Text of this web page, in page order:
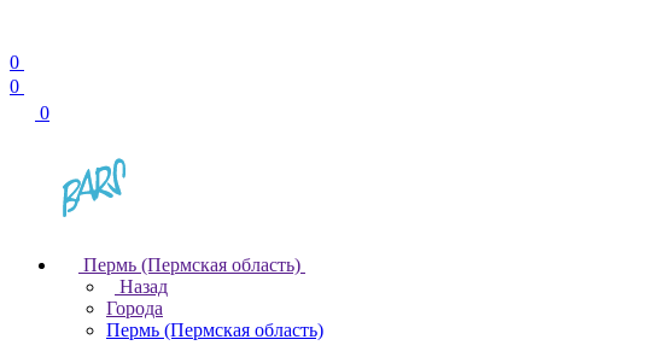
0
0
0
Пермь (Пермская область)
Назад
Города
Пермь (Пермская область)